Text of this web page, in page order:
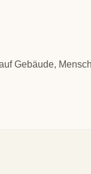
Gebäude,